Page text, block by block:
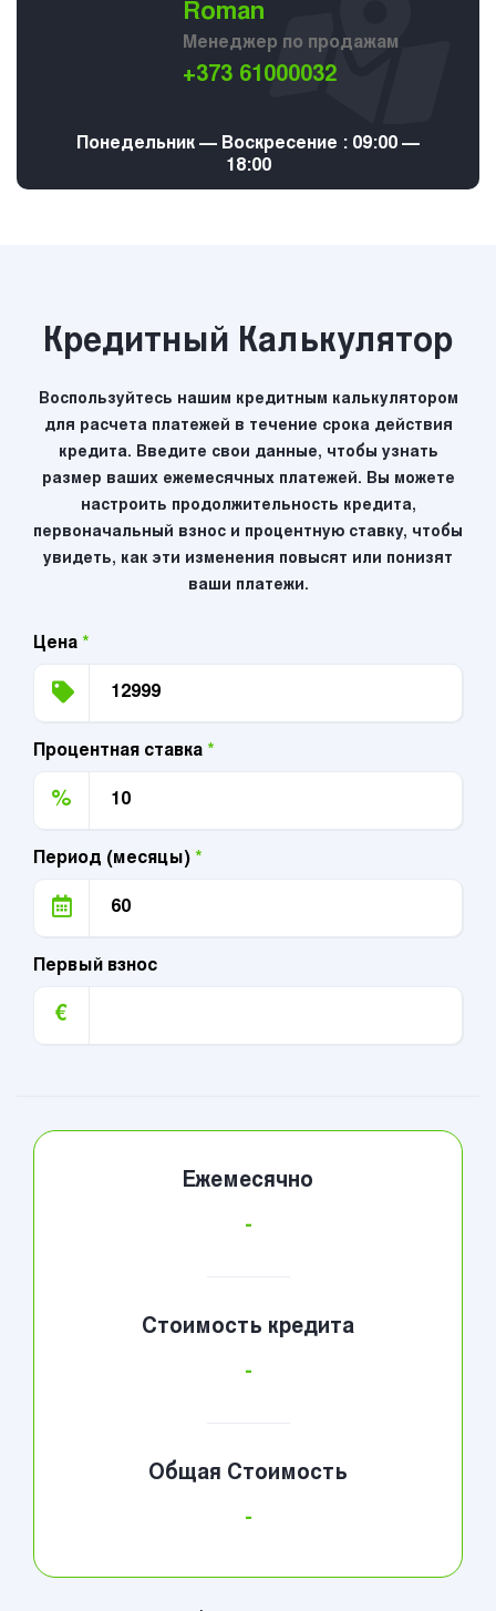
Roman
Менеджер по продажам
+373 61000032
Понедельник — Воскресение : 09:00 —
18:00
Кредитный Калькулятор
Воспользуйтесь нашим кредитным калькулятором
для расчета платежей в течение срока действия
кредита. Введите свои данные, чтобы узнать
размер ваших ежемесячных платежей. Вы можете
настроить продолжительность кредита,
первоначальный взнос и процентную ставку, чтобы
увидеть, как эти изменения повысят или понизят
ваши платежи.
Цена *
Процентная ставка *
%
Период (месяцы) *
Первый взнос
€
Ежемесячно
-
Стоимость кредита
-
Общая Стоимость
-